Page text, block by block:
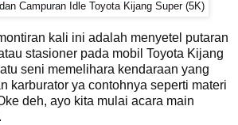
Campuran Idle Toyota Kijang Super (5K)
kali ini adalah menyetel putaran
stasioner pada mobil Toyota Kijang
seni memelihara kendaraan yang
karburator ya contohnya seperti materi
deh, ayo kita mulai acara main